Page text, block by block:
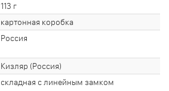
113 г
картонная коробка
Россия
Кизляр (Россия)
складная с линейным замком